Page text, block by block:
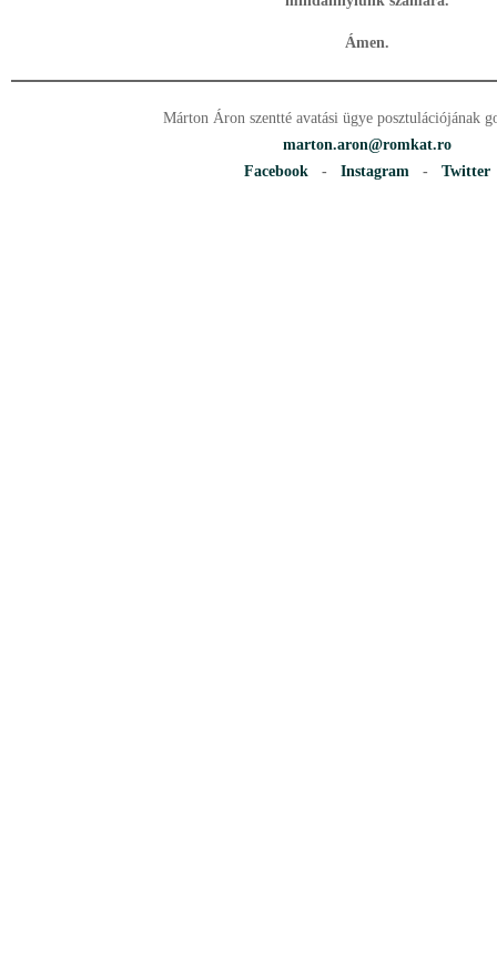
Ámen.
Márton Áron szentté avatási ügye posztulációjának
marton.aron@romkat.ro
Facebook-Instagram-Twitter